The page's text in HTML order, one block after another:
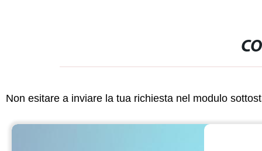
Non esitare a inviare la tua richiesta nel modulo